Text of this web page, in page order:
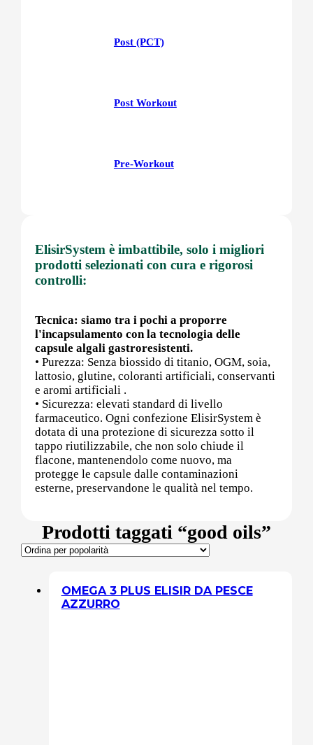
Post (PCT)
Post Workout
Pre-Workout
Sali minerali
Supporto Reni
Dimagrimento naturale
Ipoglicemizzanti
ElisirSystem è imbattibile, solo i migliori
prodotti selezionati con cura e rigorosi
controlli:
Tecnica: siamo tra i pochi a proporre
l'incapsulamento con la tecnologia delle
capsule algali gastroresistenti.
• Purezza: Senza biossido di titanio, OGM, soia,
lattosio, glutine, coloranti artificiali, conservanti
e aromi artificiali .
• Sicurezza: elevati standard di livello
farmaceutico. Ogni confezione ElisirSystem è
dotata di una protezione di sicurezza sotto il
tappo riutilizzabile, che non solo chiude il
flacone, mantenendolo come nuovo, ma
protegge le capsule dalle contaminazioni
esterne, preservandone le qualità nel tempo.
Prodotti taggati “good oils”
OMEGA 3 PLUS ELISIR DA PESCE
AZZURRO